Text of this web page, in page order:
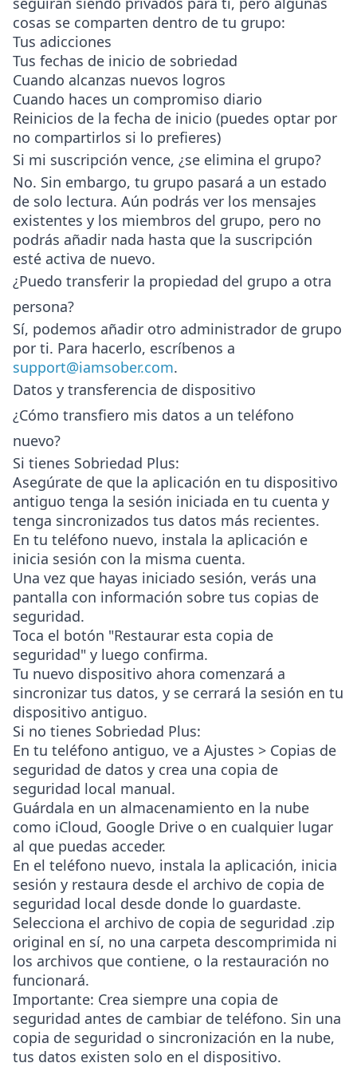
cosas se comparten dentro de tu grupo:
Tus adicciones
Tus fechas de inicio de sobriedad
Cuando alcanzas nuevos logros
Cuando haces un compromiso diario
Reinicios de la fecha de inicio (puedes optar por
no compartirlos si lo prefieres)
Si mi suscripción vence, ¿se elimina el grupo?
No. Sin embargo, tu grupo pasará a un estado
de solo lectura. Aún podrás ver los mensajes
existentes y los miembros del grupo, pero no
podrás añadir nada hasta que la suscripción
esté activa de nuevo.
¿Puedo transferir la propiedad del grupo a otra
persona?
Sí, podemos añadir otro administrador de grupo
por ti. Para hacerlo, escríbenos a
support@iamsober.com.
Datos y transferencia de dispositivo
¿Cómo transfiero mis datos a un teléfono
nuevo?
Si tienes Sobriedad Plus:
Asegúrate de que la aplicación en tu dispositivo
antiguo tenga la sesión iniciada en tu cuenta y
tenga sincronizados tus datos más recientes.
En tu teléfono nuevo, instala la aplicación e
inicia sesión con la misma cuenta.
Una vez que hayas iniciado sesión, verás una
pantalla con información sobre tus copias de
seguridad.
Toca el botón "Restaurar esta copia de
seguridad" y luego confirma.
Tu nuevo dispositivo ahora comenzará a
sincronizar tus datos, y se cerrará la sesión en tu
dispositivo antiguo.
Si no tienes Sobriedad Plus:
En tu teléfono antiguo, ve a Ajustes > Copias de
seguridad de datos y crea una copia de
seguridad local manual.
Guárdala en un almacenamiento en la nube
como iCloud, Google Drive o en cualquier lugar
al que puedas acceder.
En el teléfono nuevo, instala la aplicación, inicia
sesión y restaura desde el archivo de copia de
seguridad local desde donde lo guardaste.
Selecciona el archivo de copia de seguridad .zip
original en sí, no una carpeta descomprimida ni
los archivos que contiene, o la restauración no
funcionará.
Importante: Crea siempre una copia de
seguridad antes de cambiar de teléfono. Sin una
copia de seguridad o sincronización en la nube,
tus datos existen solo en el dispositivo.